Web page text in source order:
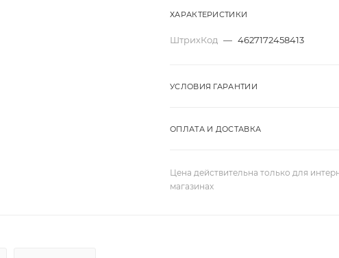
ХАРАКТЕРИСТИКИ
ШтрихКод — 4627172458413
УСЛОВИЯ ГАРАНТИИ
ОПЛАТА И ДОСТАВКА
Цена действительна только для
магазинах